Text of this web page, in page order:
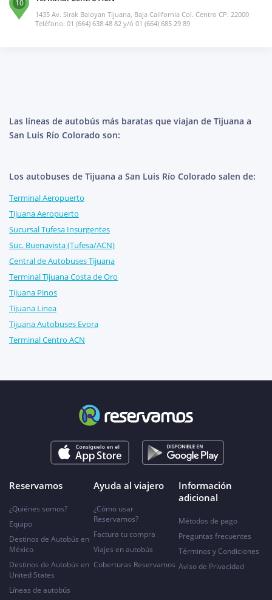
10
1435 Av. Sirak Baloyan Tijuana, Baja California Col. Centro CP. 22000
Teléfono: 01 (664) 638 48 82 y/ó 01 (664) 685 29 89
Las líneas de autobús más baratas que viajan de Tijuana a
San Luis Río Colorado son:
Los autobuses de Tijuana a San Luis Río Colorado salen de:
Terminal Aeropuerto
Tijuana Aeropuerto
Sucursal Tufesa Insurgentes
Suc. Buenavista (Tufesa/ACN)
Central de Autobuses Tijuana
Terminal Tijuana Costa de Oro
Tijuana Pinos
Tijuana Linea
Tijuana Autobuses Evora
Terminal Centro ACN
Reservamos
¿Quiénes somos?
Equipo
Destinos de Autobús en
México
Destinos de Autobús en
United States
Líneas de autobús
Ayuda al viajero
¿Cómo usar
Reservamos?
Factura tu compra
Viajes en autobús
Coberturas Reservamos
Información
adicional
Métodos de pago
Preguntas frecuentes
Términos y Condiciones
Aviso de Privacidad